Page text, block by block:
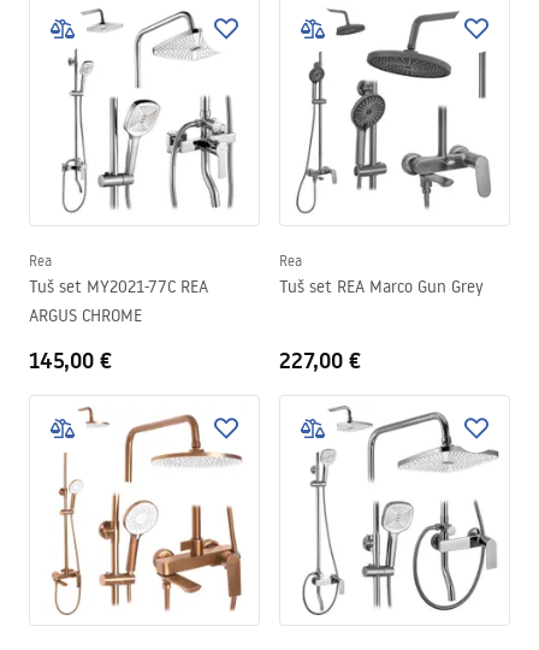
Rea
Tuš set MY2021-77C REA
ARGUS CHROME
145,00 €
Rea
Tuš set REA Marco Gun Grey
227,00 €